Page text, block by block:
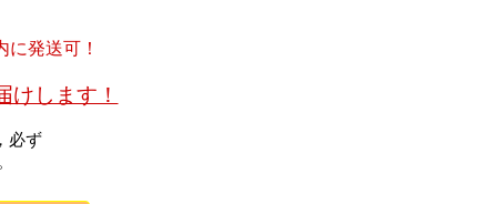
に発送可！
します！
必ず